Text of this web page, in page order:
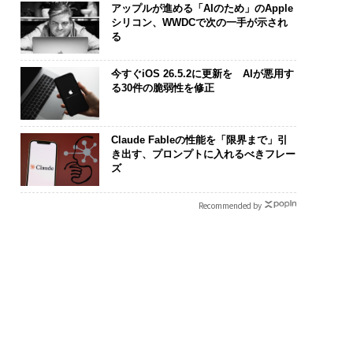
アップルが進める「AIのため」のApple
シリコン、WWDCで次の一手が示され
る
今すぐiOS 26.5.2に更新を AIが悪用す
る30件の脆弱性を修正
Claude Fableの性能を「限界まで」引
き出す、プロンプトに入れるべきフレー
ズ
Recommended by